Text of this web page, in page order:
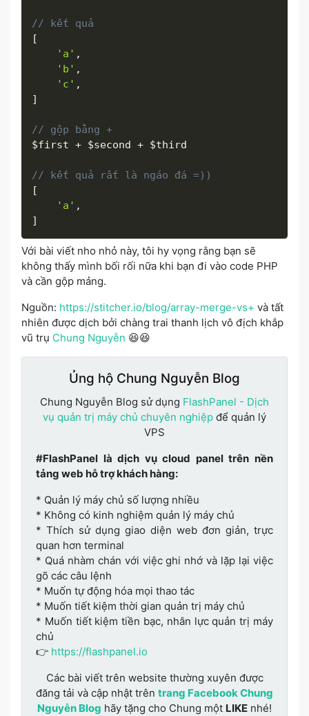
// kết quả
[
'a' ,
'b' ,
'c' ,
]
// gộp bằng +
$first + $second + $third
// kết quả rất là ngáo đá =))
[
'a' ,
]
Với bài viết nho nhỏ này, tôi hy vọng rằng bạn sẽ
không thấy mình bối rối nữa khi bạn đi vào code PHP
và cần gộp mảng.
Nguồn: https://stitcher.io/blog/array-merge-vs+ và tất
nhiên được dịch bởi chàng trai thanh lịch vô địch khắp
vũ trụ Chung Nguyễn 😆😆
Ủng hộ Chung Nguyễn Blog
Chung Nguyễn Blog sử dụng FlashPanel - Dịch
vụ quản trị máy chủ chuyên nghiệp để quản lý
VPS
#FlashPanel là dịch vụ cloud panel trên nền
tảng web hỗ trợ khách hàng:
* Quản lý máy chủ số lượng nhiều
* Không có kinh nghiệm quản lý máy chủ
* Thích sử dụng giao diện web đơn giản, trực
quan hơn terminal
* Quá nhàm chán với việc ghi nhớ và lặp lại việc
gõ các câu lệnh
* Muốn tự động hóa mọi thao tác
* Muốn tiết kiệm thời gian quản trị máy chủ
* Muốn tiết kiệm tiền bạc, nhân lực quản trị máy
chủ
👉 https://flashpanel.io
Các bài viết trên website thường xuyên được
đăng tải và cập nhật trên trang Facebook Chung
Nguyễn Blog hãy tặng cho Chung một LIKE nhé!